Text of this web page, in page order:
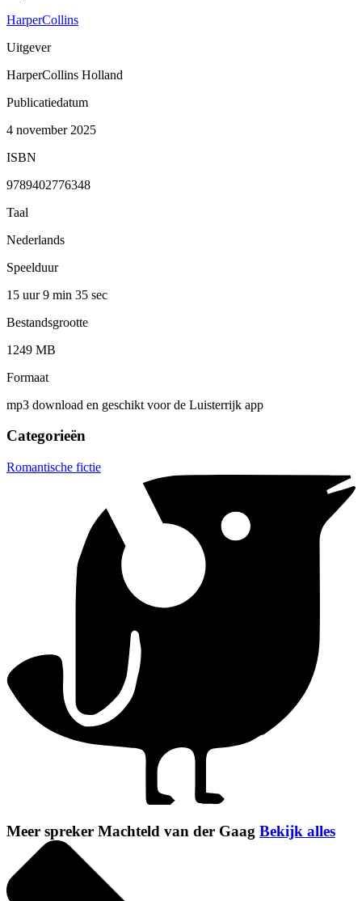
HarperCollins
Uitgever
HarperCollins Holland
Publicatiedatum
4 november 2025
ISBN
9789402776348
Taal
Nederlands
Speelduur
15 uur 9 min 35 sec
Bestandsgrootte
1249 MB
Formaat
mp3 download en geschikt voor de Luisterrijk app
Categorieën
Romantische fictie
Meer spreker Machteld van der Gaag Bekijk alles